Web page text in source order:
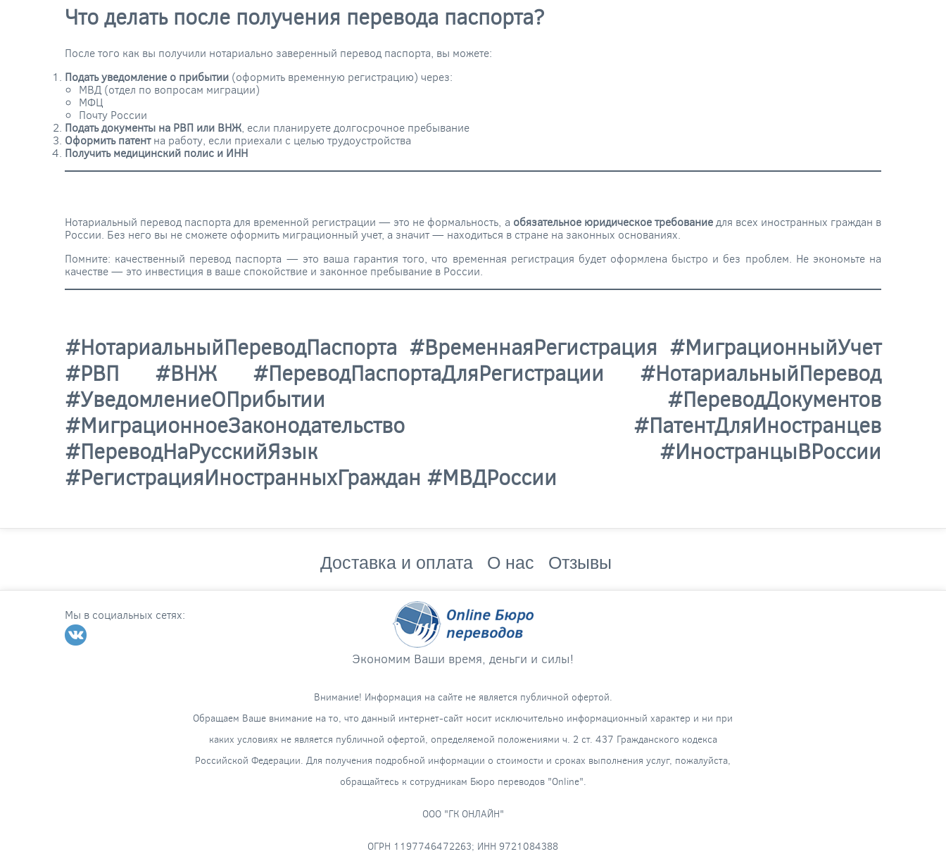
Что делать после получения перевода паспорта?
После того как вы получили нотариально заверенный перевод паспорта, вы можете:
Подать уведомление о прибытии (оформить временную регистрацию) через:
МВД (отдел по вопросам миграции)
МФЦ
Почту России
Подать документы на РВП или ВНЖ , если планируете долгосрочное пребывание
Оформить патентна работу, если приехали с целью трудоустройства
Получить медицинский полис и ИНН
Нотариальный перевод паспорта для временной регистрации — это не формальность, а обязательное юридическое требованиедля всех иностранных граждан в
России. Без него вы не сможете оформить миграционный учет, а значит — находиться в стране на законных основаниях.
Помните: качественный перевод паспорта — это ваша гарантия того, что временная регистрация будет оформлена быстро и без проблем. Не экономьте на
качестве — это инвестиция в ваше спокойствие и законное пребывание в России.
#НотариальныйПереводПаспорта #ВременнаяРегистрация #МиграционныйУчет
#РВП #ВНЖ #ПереводПаспортаДляРегистрации #НотариальныйПеревод
#УведомлениеОПрибытии #ПереводДокументов
#МиграционноеЗаконодательство #ПатентДляИностранцев
#ПереводНаРусскийЯзык #ИностранцыВРоссии
#РегистрацияИностранныхГраждан #МВДРоссии
Доставка и оплата О нас Отзывы
Мы в социальных сетях:
Экономим Ваши время, деньги и силы!
Внимание! Информация на сайте не является публичной офертой.
Обращаем Ваше внимание на то, что данный интернет-сайт носит исключительно информационный характер и ни при
каких условиях не является публичной офертой, определяемой положениями ч. 2 ст. 437 Гражданского кодекса
Российской Федерации. Для получения подробной информации о стоимости и сроках выполнения услуг, пожалуйста,
обращайтесь к сотрудникам Бюро переводов "Online".
ООО "ГК ОНЛАЙН"
ОГРН 1197746472263; ИНН 9721084388